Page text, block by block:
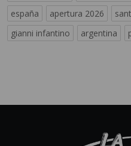
españa
apertura 2026
gianni infantino
argentina